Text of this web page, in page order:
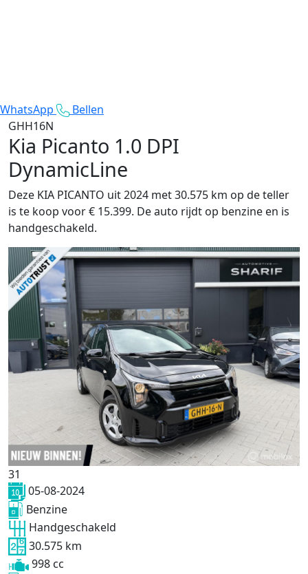
WhatsApp
Bellen
GHH16N
Kia Picanto 1.0 DPI
DynamicLine
Deze KIA PICANTO uit 2024 met 30.575 km op de teller
is te koop voor € 15.399. De auto rijdt op benzine en is
handgeschakeld.
31
05-08-2024
Benzine
Handgeschakeld
30.575 km
998 cc